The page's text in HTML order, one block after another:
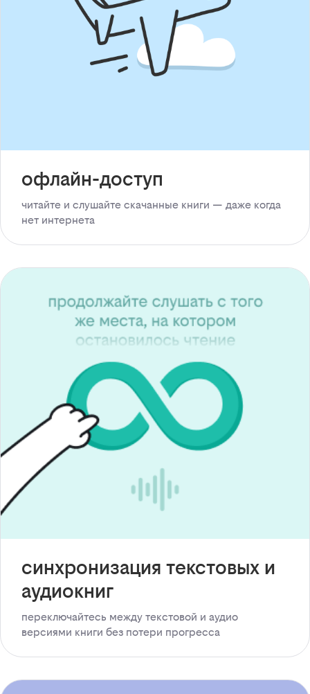
офлайн-доступ
читайте и слушайте скачанные книги — даже когда
нет интернета
синхронизация текстовых и
аудиокниг
переключайтесь между текстовой и аудио
версиями книги без потери прогресса